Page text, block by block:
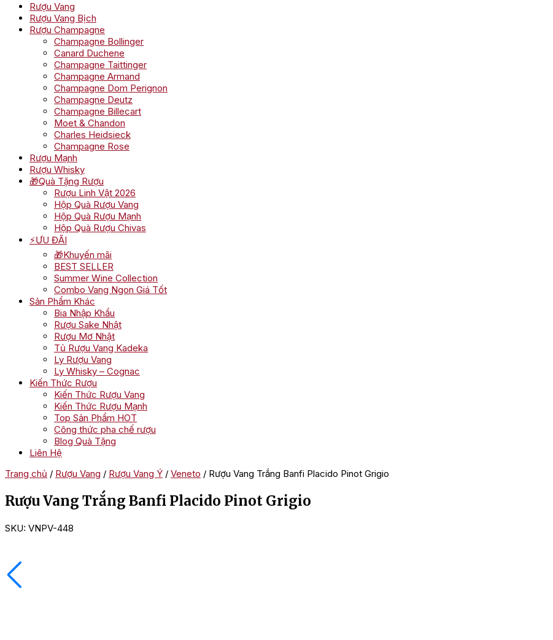
Rượu Vang
Rượu Vang Bịch
Rượu Champagne
Champagne Bollinger
Canard Duchene
Champagne Taittinger
Champagne Armand
Champagne Dom Perignon
Champagne Deutz
Champagne Billecart
Moet & Chandon
Charles Heidsieck
Champagne Rose
Rượu Mạnh
Rượu Whisky
🎁Quà Tặng Rượu
Rượu Linh Vật 2026
Hộp Quà Rượu Vang
Hộp Quà Rượu Mạnh
Hộp Quà Rượu Chivas
⚡ƯU ĐÃI
🎁Khuyến mãi
BEST SELLER
Summer Wine Collection
Combo Vang Ngon Giá Tốt
Sản Phẩm Khác
Bia Nhập Khẩu
Rượu Sake Nhật
Rượu Mơ Nhật
Tủ Rượu Vang Kadeka
Ly Rượu Vang
Ly Whisky – Cognac
Kiến Thức Rượu
Kiến Thức Rượu Vang
Kiến Thức Rượu Mạnh
Top Sản Phẩm HOT
Công thức pha chế rượu
Blog Quà Tặng
Liên Hệ
Trang chủ / Rượu Vang / Rượu Vang Ý / Veneto / Rượu Vang Trắng Banfi Placido Pinot Grigio
Rượu Vang Trắng Banfi Placido Pinot Grigio
SKU: VNPV-448